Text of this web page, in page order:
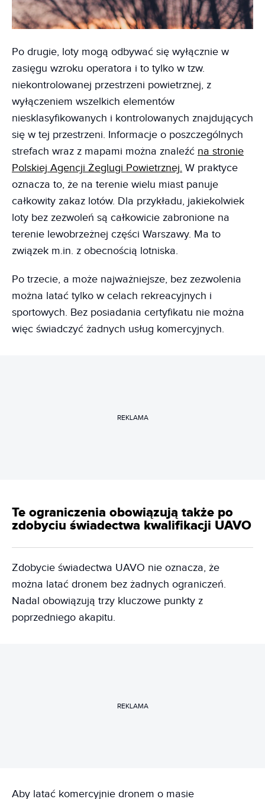
Po drugie, loty mogą odbywać się wyłącznie w
zasięgu wzroku operatora i to tylko w tzw.
niekontrolowanej przestrzeni powietrznej, z
wyłączeniem wszelkich elementów
niesklasyfikowanych i kontrolowanych znajdujących
się w tej przestrzeni. Informacje o poszczególnych
strefach wraz z mapami można znaleźć na stronie
Polskiej Agencji Żeglugi Powietrznej. W praktyce
oznacza to, że na terenie wielu miast panuje
całkowity zakaz lotów. Dla przykładu, jakiekolwiek
loty bez zezwoleń są całkowicie zabronione na
terenie lewobrzeżnej części Warszawy. Ma to
związek m.in. z obecnością lotniska.
Po trzecie, a może najważniejsze, bez zezwolenia
można latać tylko w celach rekreacyjnych i
sportowych. Bez posiadania certyfikatu nie można
więc świadczyć żadnych usług komercyjnych.
REKLAMA
Te ograniczenia obowiązują także po
zdobyciu świadectwa kwalifikacji UAVO
Zdobycie świadectwa UAVO nie oznacza, że
można latać dronem bez żadnych ograniczeń.
Nadal obowiązują trzy kluczowe punkty z
poprzedniego akapitu.
REKLAMA
Aby latać komercyjnie dronem o masie